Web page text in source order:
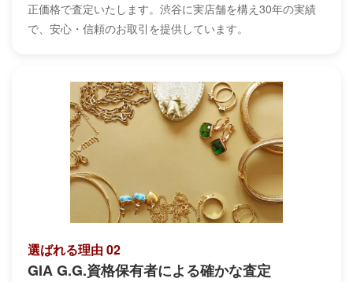
正価格で査定いたします。渋谷に実店舗を構え30年の実績
で、安心・信頼のお取引を提供しています。
選ばれる理由 02
GIA G.G.資格保有者による確かな査定